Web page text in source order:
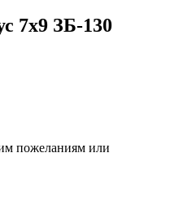
7х9 ЗБ-130
пожеланиям или